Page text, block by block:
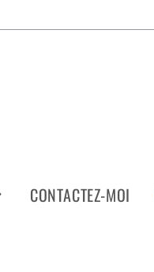
CONTACTEZ-MOI